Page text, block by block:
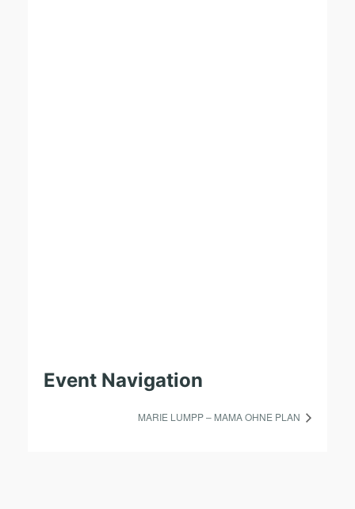
Event Navigation
MARIE LUMPP – MAMA OHNE PLAN